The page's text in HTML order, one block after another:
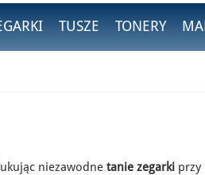
TUSZE TONERY
niezawodne tanie zegarki przy